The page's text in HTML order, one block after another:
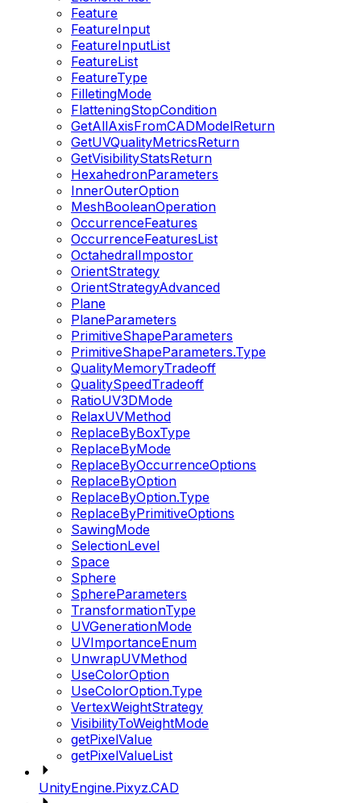
Feature
FeatureInput
FeatureInputList
FeatureList
FeatureType
FilletingMode
FlatteningStopCondition
GetAllAxisFromCADModelReturn
GetUVQualityMetricsReturn
GetVisibilityStatsReturn
HexahedronParameters
InnerOuterOption
MeshBooleanOperation
OccurrenceFeatures
OccurrenceFeaturesList
OctahedralImpostor
OrientStrategy
OrientStrategyAdvanced
Plane
PlaneParameters
PrimitiveShapeParameters
PrimitiveShapeParameters.Type
QualityMemoryTradeoff
QualitySpeedTradeoff
RatioUV3DMode
RelaxUVMethod
ReplaceByBoxType
ReplaceByMode
ReplaceByOccurrenceOptions
ReplaceByOption
ReplaceByOption.Type
ReplaceByPrimitiveOptions
SawingMode
SelectionLevel
Space
Sphere
SphereParameters
TransformationType
UVGenerationMode
UVImportanceEnum
UnwrapUVMethod
UseColorOption
UseColorOption.Type
VertexWeightStrategy
VisibilityToWeightMode
getPixelValue
getPixelValueList
UnityEngine.Pixyz.CAD